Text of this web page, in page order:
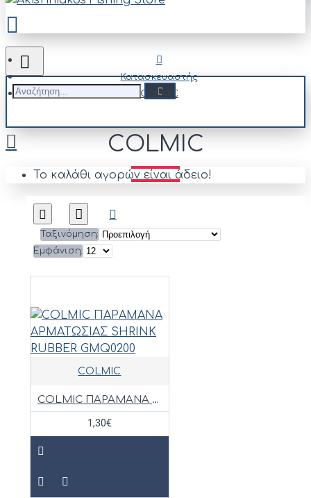
Το καλάθι αγορών είναι άδειο!
Κατασκευαστής
COLMIC
COLMIC
Ταξινόμηση:
Εμφάνιση:
COLMIC
COLMIC ΠΑΡΑΜΑΝΑ ΑΡΜΑΤΩΣΙΑΣ SHRINK RUBBER GMQ0200
1,30€